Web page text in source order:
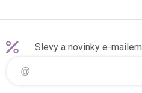
Slevy a novinky e-mailem